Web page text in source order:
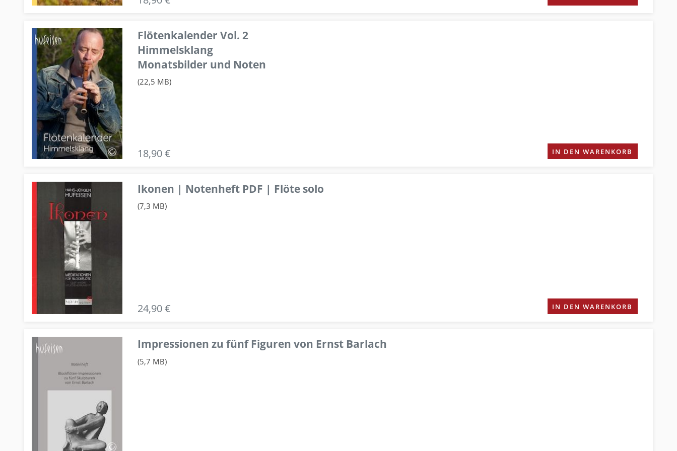
Flötenkalender Vol. 2
Himmelsklang
Monatsbilder und Noten
(22,5 MB)
18,90 € IN DEN WARENKORB
Ikonen | Notenheft PDF | Flöte solo
(7,3 MB)
24,90 € IN DEN WARENKORB
Impressionen zu fünf Figuren von Ernst Barlach
(5,7 MB)